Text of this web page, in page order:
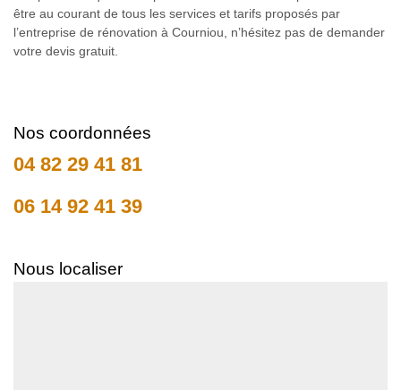
être au courant de tous les services et tarifs proposés par
l’entreprise de rénovation à Courniou, n’hésitez pas de demander
votre devis gratuit.
Nos coordonnées
04 82 29 41 81
06 14 92 41 39
Nous localiser